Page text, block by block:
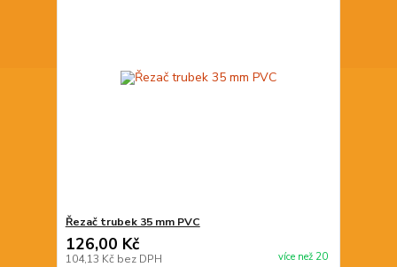
Řezač trubek 35 mm PVC
126,00 Kč
104,13 Kč bez DPH více než 20